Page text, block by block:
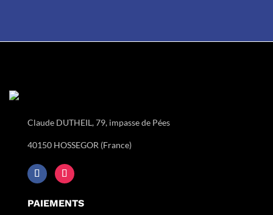
Claude DUTHEIL, 79, impasse de Pées
40150 HOSSEGOR (France)
PAIEMENTS